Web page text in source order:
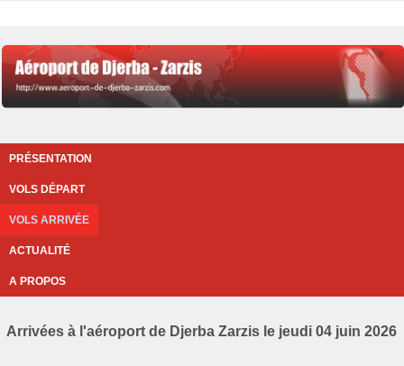
PRÉSENTATION
VOLS DÉPART
VOLS ARRIVÉE
ACTUALITÉ
A PROPOS
Arrivées à l'aéroport de Djerba Zarzis le jeudi 04 juin 2026